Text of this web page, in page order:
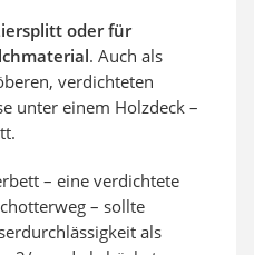
oder für
. Auch als
verdichteten
unter einem Holzdeck –
– eine verdichtete
– sollte
als